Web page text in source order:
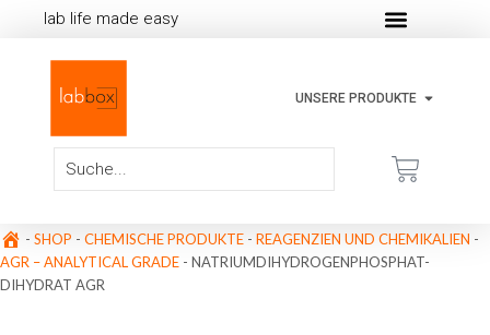
lab life made easy
UNSERE PRODUKTE
- SHOP - CHEMISCHE PRODUKTE - REAGENZIEN UND CHEMIKALIEN -
AGR – ANALYTICAL GRADE - NATRIUMDIHYDROGENPHOSPHAT-
DIHYDRAT AGR